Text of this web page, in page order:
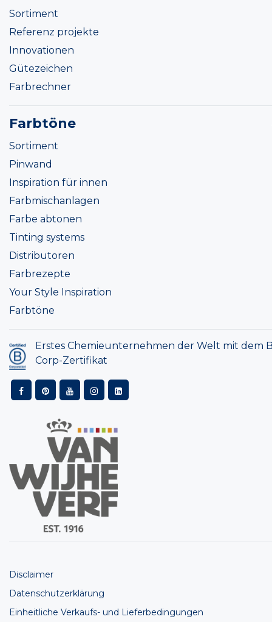
Sortiment
Referenz projekte
Innovationen
Gütezeichen
Farbrechner
Farbtöne
Sortiment
Pinwand
Inspiration für innen
Farbmischanlagen
Farbe abtonen
Tinting systems
Distributoren
Farbrezepte
Your Style Inspiration
Farbtöne
Erstes Chemieunternehmen der Welt mit dem
Corp-Zertifikat
Disclaimer
Datenschutzerklärung
Einheitliche Verkaufs- und Lieferbedingungen